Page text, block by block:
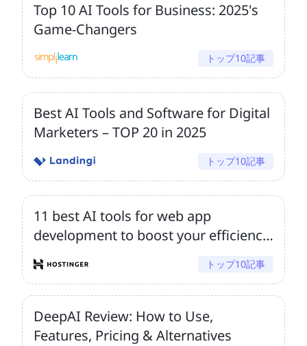
Top 10 AI Tools for Business: 2025's
Game-Changers
トップ10記事
Best AI Tools and Software for Digital
Marketers – TOP 20 in 2025
トップ10記事
11 best AI tools for web app
development to boost your efficiency
and innovation
トップ10記事
DeepAI Review: How to Use,
Features, Pricing & Alternatives